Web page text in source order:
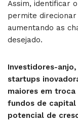
Assim, identificar
permite
aumentando as
desejado.
Investidores-
startups
maiores em
fundos de capital
potencial de